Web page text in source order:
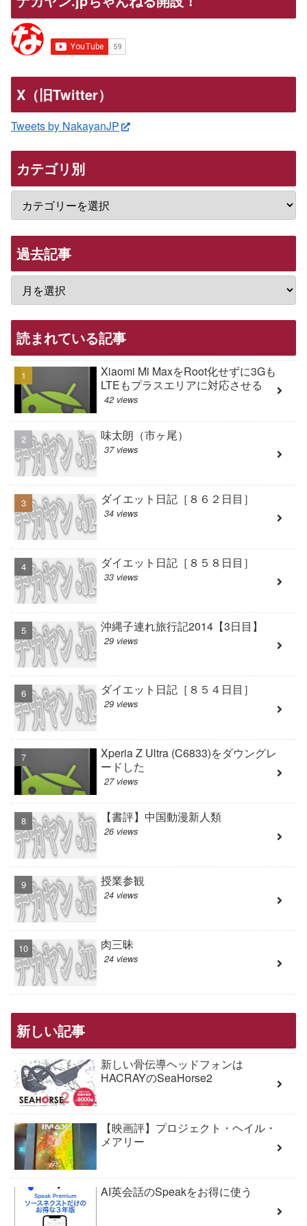
X（旧Twitter）
Tweets by NakayanJP
カテゴリ別
過去記事
読まれている記事
Xiaomi Mi MaxをRoot化せずに3Gも
LTEもプラスエリアに対応させる
42 views
味太朗（市ヶ尾）
37 views
ダイエット日記［８６２日目］
34 views
ダイエット日記［８５８日目］
33 views
沖縄子連れ旅行記2014【3日目】
29 views
ダイエット日記［８５４日目］
29 views
Xperia Z Ultra (C6833)をダウングレ
ードした
27 views
【書評】中国動漫新人類
26 views
授業参観
24 views
肉三昧
24 views
新しい記事
新しい骨伝導ヘッドフォンは
HACRAYのSeaHorse2
【映画評】プロジェクト・ヘイル・
メアリー
AI英会話のSpeakをお得に使う